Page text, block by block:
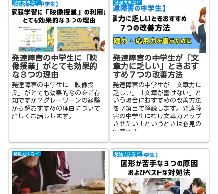
勉強方法など
発達障害の中学生に「映
像授業」がとても効果的
な３つの理由
発達障害の中学生に「映像授
業」がとても効果的なのをご存
知ですか？グレーゾーンの経験
から超おすすめの理由について
詳しくお話しします。
勉強方法など
発達障害の中学生が「文
章力に乏しい」ときおす
すめ７つの改善方法
発達障害の中学生が「文章力に
乏しい」「文章が書けない」と
いう場合におすすめの改善方法
を７項目で解説します。発達障
害の中学生にむけ文章力アップ
させたい！というときは必見の
内容です。
勉強方法など 勉強方法など